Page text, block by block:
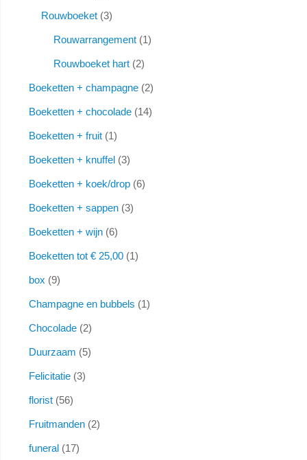
Rouwboeket 3
Rouwarrangement 1
Rouwboeket hart 2
Boeketten + champagne 2
Boeketten + chocolade 14
Boeketten + fruit 1
Boeketten + knuffel 3
Boeketten + koek/drop 6
Boeketten + sappen 3
Boeketten + wijn 6
Boeketten tot € 25,00 1
box 9
Champagne en bubbels 1
Chocolade 2
Duurzaam 5
Felicitatie 3
florist 56
Fruitmanden 2
funeral 17